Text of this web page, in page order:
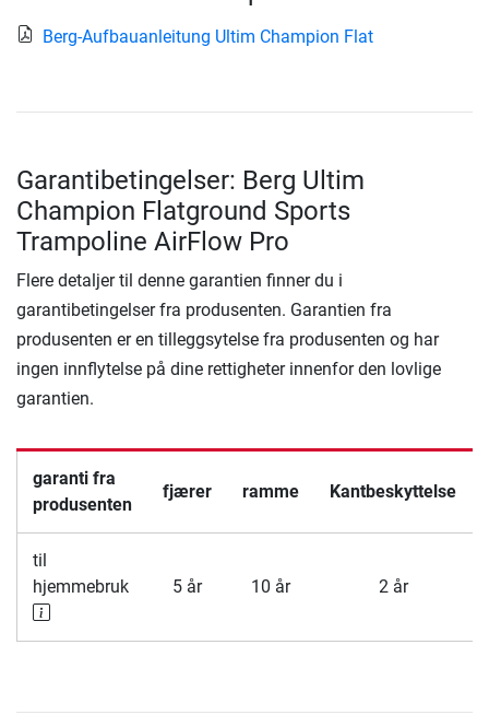
Berg-Aufbauanleitung Ultim Champion Flat
Garantibetingelser: Berg Ultim
Champion Flatground Sports
Trampoline AirFlow Pro
Flere detaljer til denne garantien finner du i
garantibetingelser fra produsenten. Garantien fra
produsenten er en tilleggsytelse fra produsenten og har
ingen innflytelse på dine rettigheter innenfor den lovlige
garantien.
garanti fra
produsenten
fjærer ramme Kantbeskyttelse
til
hjemmebruk
5 år 10 år 2 år